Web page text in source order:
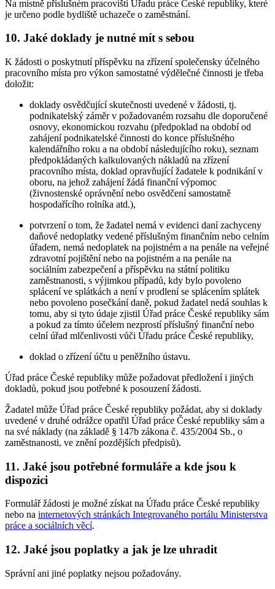
Na místně příslušném pracovišti Úřadu práce České republiky, které
je určeno podle bydliště uchazeče o zaměstnání.
10. Jaké doklady je nutné mít s sebou
K žádosti o poskytnutí příspěvku na zřízení společensky účelného
pracovního místa pro výkon samostatné výdělečné činnosti je třeba
doložit:
doklady osvědčující skutečnosti uvedené v žádosti, tj.
podnikatelský záměr v požadovaném rozsahu dle doporučené
osnovy, ekonomickou rozvahu (předpoklad na období od
zahájení podnikatelské činnosti do konce příslušného
kalendářního roku a na období následujícího roku), seznam
předpokládaných kalkulovaných nákladů na zřízení
pracovního místa, doklad opravňující žadatele k podnikání v
oboru, na jehož zahájení žádá finanční výpomoc
(živnostenské oprávnění nebo osvědčení samostatně
hospodařícího rolníka atd.),
potvrzení o tom, že žadatel nemá v evidenci daní zachyceny
daňové nedoplatky vedené příslušným finančním nebo celním
úřadem, nemá nedoplatek na pojistném a na penále na veřejné
zdravotní pojištění nebo na pojistném a na penále na
sociálním zabezpečení a příspěvku na státní politiku
zaměstnanosti, s výjimkou případů, kdy bylo povoleno
splácení ve splátkách a není v prodlení se splácením splátek
nebo povoleno posečkání daně, pokud žadatel nedá souhlas k
tomu, aby si tyto údaje zjistil Úřad práce České republiky sám
a pokud za tímto účelem nezprostí příslušný finanční nebo
celní úřad mlčenlivosti vůči Úřadu práce České republiky,
doklad o zřízení účtu u peněžního ústavu.
Úřad práce České republiky může požadovat předložení i jiných
dokladů, pokud jsou potřebné k posouzení žádosti.
Žadatel může Úřad práce České republiky požádat, aby si doklady
uvedené v druhé odrážce opatřil Úřad práce České republiky sám a
na své náklady (na základě § 147b zákona č. 435/2004 Sb., o
zaměstnanosti, ve znění pozdějších předpisů).
11. Jaké jsou potřebné formuláře a kde jsou k
dispozici
Formulář žádosti je možné získat na Úřadu práce České republiky
nebo na internetových stránkách Integrovaného portálu Ministerstva
práce a sociálních věcí.
12. Jaké jsou poplatky a jak je lze uhradit
Správní ani jiné poplatky nejsou požadovány.